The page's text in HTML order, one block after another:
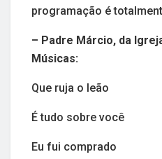
programação é
– Padre Márcio, da
Músicas:
Que ruja o leão
É tudo sobre você
Eu fui comprado